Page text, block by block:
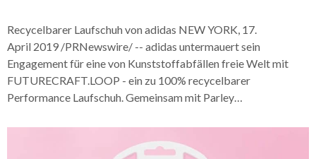
Recycelbarer Laufschuh von adidas NEW YORK, 17.
April 2019 /PRNewswire/ -- adidas untermauert sein
Engagement für eine von Kunststoffabfällen freie Welt mit
FUTURECRAFT.LOOP - ein zu 100% recycelbarer
Performance Laufschuh. Gemeinsam mit Parley…